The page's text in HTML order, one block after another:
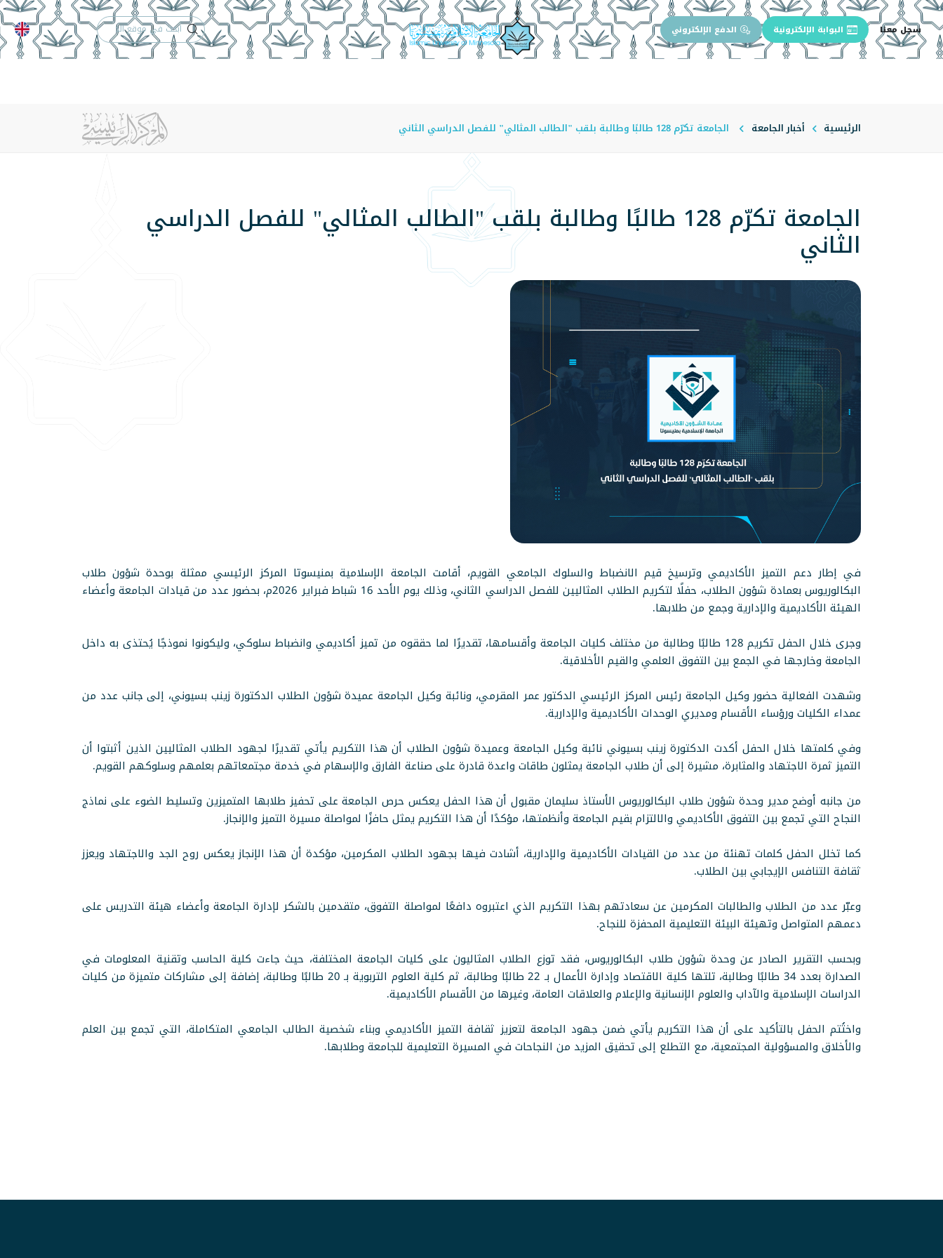
سجل معنا البوابة الإلكترونية الدفع الإلكتروني الدعم الفنيالتقويم الجامعي
الرئيسية أخبار الجامعة الجامعة تكرّم 128 طالبًا وطالبة بلقب "الطالب المثالي" للفصل الدراسي الثاني
الجامعة تكرّم 128 طالبًا وطالبة بلقب "الطالب المثالي" للفصل الدراسي
الثاني
في إطار دعم التميز الأكاديمي وترسيخ قيم الانضباط والسلوك الجامعي القويم، أقامت الجامعة الإسلامية بمنيسوتا المركز الرئيسي ممثلة بوحدة شؤون طلاب
البكالوريوس بعمادة شؤون الطلاب، حفلًا لتكريم الطلاب المثاليين للفصل الدراسي الثاني، وذلك يوم الأحد 16 شباط فبراير 2026م، بحضور عدد من قيادات الجامعة وأعضاء
الهيئة الأكاديمية والإدارية وجمع من طلابها.
وجرى خلال الحفل تكريم 128 طالبًا وطالبة من مختلف كليات الجامعة وأقسامها، تقديرًا لما حققوه من تميز أكاديمي وانضباط سلوكي، وليكونوا نموذجًا يُحتذى به داخل
الجامعة وخارجها في الجمع بين التفوق العلمي والقيم الأخلاقية.
وشهدت الفعالية حضور وكيل الجامعة رئيس المركز الرئيسي الدكتور عمر المقرمي، ونائبة وكيل الجامعة عميدة شؤون الطلاب الدكتورة زينب بسيوني، إلى جانب عدد من
عمداء الكليات ورؤساء الأقسام ومديري الوحدات الأكاديمية والإدارية.
وفي كلمتها خلال الحفل أكدت الدكتورة زينب بسيوني نائبة وكيل الجامعة وعميدة شؤون الطلاب أن هذا التكريم يأتي تقديرًا لجهود الطلاب المثاليين الذين أثبتوا أن
التميز ثمرة الاجتهاد والمثابرة، مشيرة إلى أن طلاب الجامعة يمثلون طاقات واعدة قادرة على صناعة الفارق والإسهام في خدمة مجتمعاتهم بعلمهم وسلوكهم القويم.
من جانبه أوضح مدير وحدة شؤون طلاب البكالوريوس الأستاذ سليمان مقبول أن هذا الحفل يعكس حرص الجامعة على تحفيز طلابها المتميزين وتسليط الضوء على نماذج
النجاح التي تجمع بين التفوق الأكاديمي والالتزام بقيم الجامعة وأنظمتها، مؤكدًا أن هذا التكريم يمثل حافزًا لمواصلة مسيرة التميز والإنجاز.
كما تخلل الحفل كلمات تهنئة من عدد من القيادات الأكاديمية والإدارية، أشادت فيها بجهود الطلاب المكرمين، مؤكدة أن هذا الإنجاز يعكس روح الجد والاجتهاد ويعزز
ثقافة التنافس الإيجابي بين الطلاب.
وعبّر عدد من الطلاب والطالبات المكرمين عن سعادتهم بهذا التكريم الذي اعتبروه دافعًا لمواصلة التفوق، متقدمين بالشكر لإدارة الجامعة وأعضاء هيئة التدريس على
دعمهم المتواصل وتهيئة البيئة التعليمية المحفزة للنجاح.
وبحسب التقرير الصادر عن وحدة شؤون طلاب البكالوريوس، فقد توزع الطلاب المثاليون على كليات الجامعة المختلفة، حيث جاءت كلية الحاسب وتقنية المعلومات في
الصدارة بعدد 34 طالبًا وطالبة، تلتها كلية الاقتصاد وإدارة الأعمال بـ 22 طالبًا وطالبة، ثم كلية العلوم التربوية بـ 20 طالبًا وطالبة، إضافة إلى مشاركات متميزة من كليات
الدراسات الإسلامية والآداب والعلوم الإنسانية والإعلام والعلاقات العامة، وغيرها من الأقسام الأكاديمية.
واختُتم الحفل بالتأكيد على أن هذا التكريم يأتي ضمن جهود الجامعة لتعزيز ثقافة التميز الأكاديمي وبناء شخصية الطالب الجامعي المتكاملة، التي تجمع بين العلم
والأخلاق والمسؤولية المجتمعية، مع التطلع إلى تحقيق المزيد من النجاحات في المسيرة التعليمية للجامعة وطلابها.